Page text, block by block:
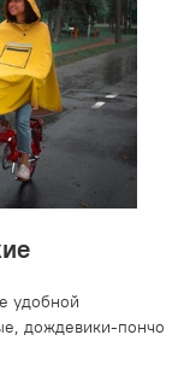
удобной
дождевики-пончо